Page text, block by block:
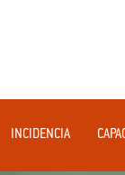
INCIDENCIA